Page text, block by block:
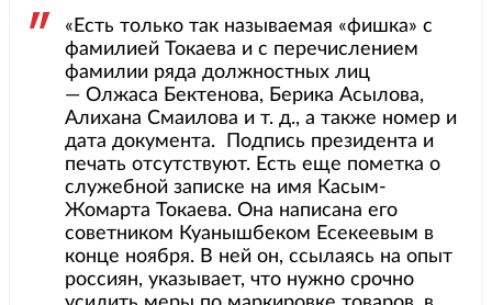
«Есть только так называемая «фишка» с
фамилией Токаева и с перечислением
фамилии ряда должностных лиц
— Олжаса Бектенова, Берика Асылова,
Алихана Смаилова и т. д., а также номер и
дата документа. Подпись президента и
печать отсутствуют. Есть еще пометка о
служебной записке на имя Касым-
Жомарта Токаева. Она написана его
советником Куанышбеком Есекеевым в
конце ноября. В ней он, ссылаясь на опыт
россиян, указывает, что нужно срочно